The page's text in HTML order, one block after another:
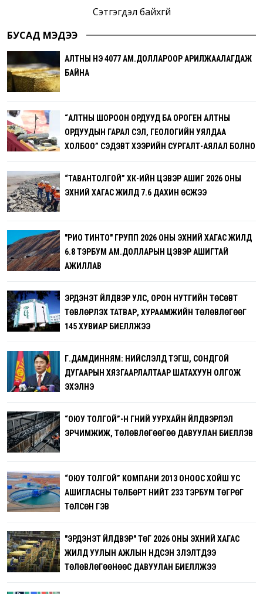
Сэтгэгдэл байхгүй
БУСАД МЭДЭЭ
АЛТНЫ ҮНЭ 4077 АМ.ДОЛЛАРООР АРИЛЖААЛАГДАЖ
БАЙНА
“АЛТНЫ ШОРООН ОРДУУД БА ОРОГЕН АЛТНЫ
ОРДУУДЫН ГАРАЛ ҮҮСЭЛ, ГЕОЛОГИЙН УЯЛДАА
ХОЛБОО” СЭДЭВТ ХЭЭРИЙН СУРГАЛТ-АЯЛАЛ БОЛНО
“ТАВАНТОЛГОЙ” ХК-ИЙН ЦЭВЭР АШИГ 2026 ОНЫ
ЭХНИЙ ХАГАС ЖИЛД 7.6 ДАХИН ӨСЖЭЭ
"РИО ТИНТО" ГРУПП 2026 ОНЫ ЭХНИЙ ХАГАС ЖИЛД
6.8 ТЭРБУМ АМ.ДОЛЛАРЫН ЦЭВЭР АШИГТАЙ
АЖИЛЛАВ
ЭРДЭНЭТ ҮЙЛДВЭР УЛС, ОРОН НУТГИЙН ТӨСӨВТ
ТӨВЛӨРҮҮЛЭХ ТАТВАР, ХУРААМЖИЙН ТӨЛӨВЛӨГӨӨГ
145 ХУВИАР БИЕЛҮҮЛЖЭЭ
Г.ДАМДИННЯМ: НИЙСЛЭЛД ТЭГШ, СОНДГОЙ
ДУГААРЫН ХЯЗГААРЛАЛТААР ШАТАХУУН ОЛГОЖ
ЭХЭЛНЭ
“ОЮУ ТОЛГОЙ”-Н ГҮНИЙ УУРХАЙН ҮЙЛДВЭРЛЭЛ
ЭРЧИМЖИЖ, ТӨЛӨВЛӨГӨӨГӨӨ ДАВУУЛАН БИЕЛҮҮЛЭВ
“ОЮУ ТОЛГОЙ” КОМПАНИ 2013 ОНООС ХОЙШ УС
АШИГЛАСНЫ ТӨЛБӨРТ НИЙТ 233 ТЭРБУМ ТӨГРӨГ
ТӨЛСӨН ГЭВ
"ЭРДЭНЭТ ҮЙЛДВЭР" ТӨҮГ 2026 ОНЫ ЭХНИЙ ХАГАС
ЖИЛД УУЛЫН АЖЛЫН ҮНДСЭН ҮЗҮҮЛЭЛТҮҮДЭЭ
ТӨЛӨВЛӨГӨӨНӨӨС ДАВУУЛАН БИЕЛҮҮЛЖЭЭ